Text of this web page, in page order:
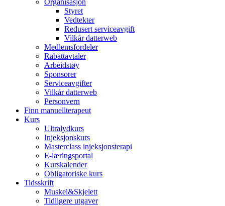
Styret
Vedtekter
Redusert serviceavgift
Vilkår datterweb
Medlemsfordeler
Rabattavtaler
Arbeidstøy
Sponsorer
Serviceavgifter
Vilkår datterweb
Personvern
Finn manuellterapeut
Kurs
Ultralydkurs
Injeksjonskurs
Masterclass injeksjonsterapi
E-læringsportal
Kurskalender
Obligatoriske kurs
Tidsskrift
Muskel&Skjelett
Tidligere utgaver